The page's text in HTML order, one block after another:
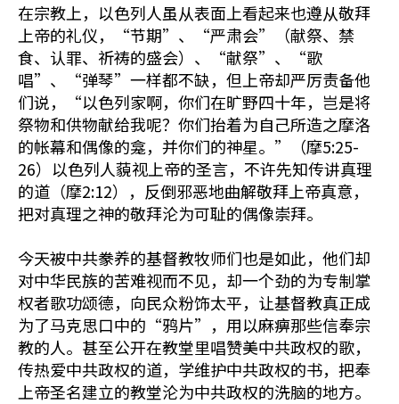
在宗教上，以色列人虽从表面上看起来也遵从敬拜
上帝的礼仪，“节期”、“严肃会”（献祭、禁
食、认罪、祈祷的盛会）、“献祭”、“歌
唱”、“弹琴”一样都不缺，但上帝却严厉责备他
们说，“以色列家啊，你们在旷野四十年，岂是将
祭物和供物献给我呢？你们抬着为自己所造之摩洛
的帐幕和偶像的龛，并你们的神星。”（摩5:25-
26）以色列人藐视上帝的圣言，不许先知传讲真理
的道（摩2:12），反倒邪恶地曲解敬拜上帝真意，
把对真理之神的敬拜沦为可耻的偶像崇拜。
今天被中共豢养的基督教牧师们也是如此，他们却
对中华民族的苦难视而不见，却一个劲的为专制掌
权者歌功颂德，向民众粉饰太平，让基督教真正成
为了马克思口中的“鸦片”，用以麻痹那些信奉宗
教的人。甚至公开在教堂里唱赞美中共政权的歌，
传热爱中共政权的道，学维护中共政权的书，把奉
上帝圣名建立的教堂沦为中共政权的洗脑的地方。